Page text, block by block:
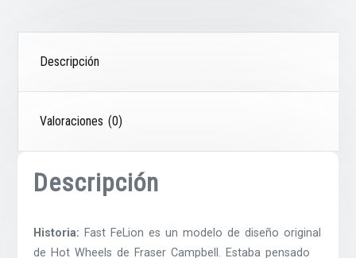
Descripción
Valoraciones (0)
Descripción
Historia: Fast FeLion es un modelo de diseño original
de Hot Wheels de Fraser Campbell. Estaba pensado